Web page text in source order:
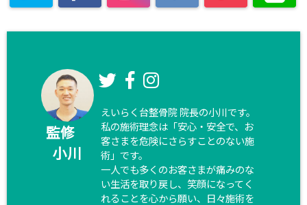
監修
小川
えいらく台整骨院 院長の小川です。
私の施術理念は「安心・安全で、お
客さまを危険にさらすことのない施
術」です。
一人でも多くのお客さまが痛みのな
い生活を取り戻し、笑顔になってく
れることを心から願い、日々施術を